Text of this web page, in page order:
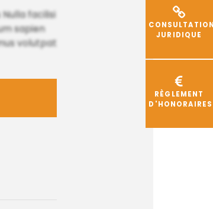
JURIDIQUE
RÈGLEMENT
D'HONORAIRES
facilisi
sapien
volutpat